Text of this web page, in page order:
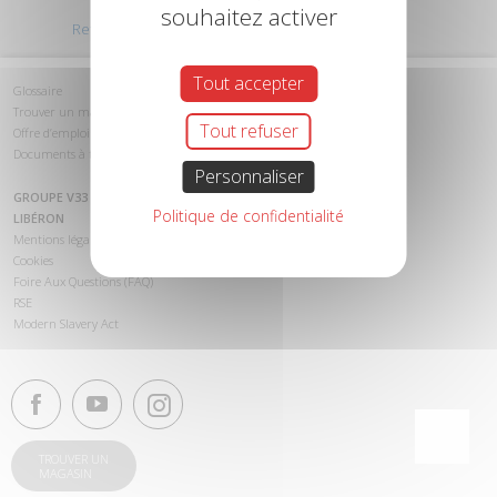
Retour au début
Glossaire
Trouver un magasin
Offre d’emploi
Documents à télécharger
GROUPE V33
LIBÉRON
Mentions légales
Cookies
Foire Aux Questions (FAQ)
RSE
Modern Slavery Act
souhaitez activer
Tout accepter
Tout refuser
Personnaliser
Politique de confidentialité